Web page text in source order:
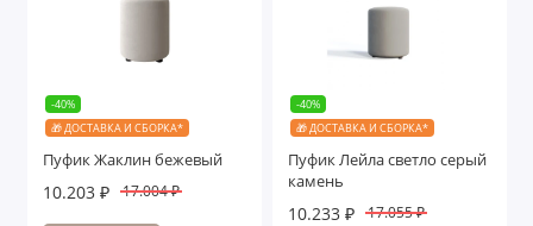
Банкетки
Зеркала
-40%
🎁 ДОСТАВКА И СБОРКА*
Пуфик Жаклин бежевый
10.203 ₽ 17.004 ₽
-40%
🎁 ДОСТАВКА И СБОРКА*
Пуфик Лейла светло серый
камень
10.233 ₽ 17.055 ₽